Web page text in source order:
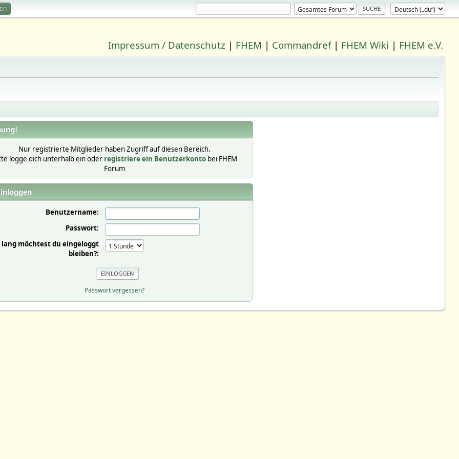
Impressum / Datenschutz | FHEM | Commandref| FHEM Wiki | FHEM e.V.
Nur registrierte Mitglieder haben Zugriff auf diesen Bereich.
logge dich unterhalb ein oder registriere ein Benutzerkontobei FHEM
Forum
Benutzername:
Passwort:
lang möchtest du eingeloggt
bleiben?:
Passwort vergessen?